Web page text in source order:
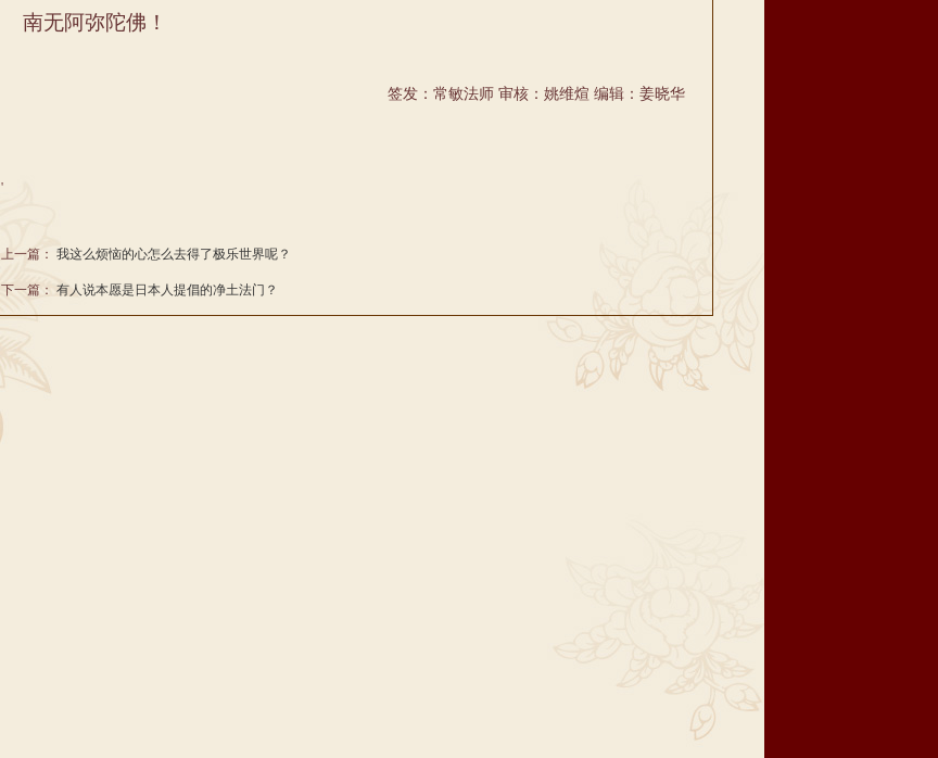
南无阿弥陀佛！
签发：常敏法师 审核：姚维煊 编辑：姜晓华
'
上一篇： 我这么烦恼的心怎么去得了极乐世界呢？
下一篇： 有人说本愿是日本人提倡的净土法门？